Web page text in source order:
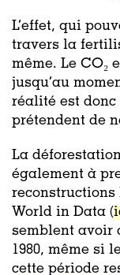
L’effet, qui
travers la
même. Le CO₂
jusqu’au
réalité est donc
prétendent de
La
également à
World in Data (
semblent avoir
1980, même si
cette période